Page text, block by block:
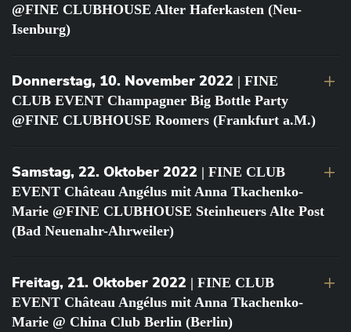
@FINE CLUBHOUSE Alter Haferkasten (Neu-
Isenburg)
Donnerstag, 10. November 2022 | FINE
CLUB EVENT Champagner Big Bottle Party
@FINE CLUBHOUSE Roomers (Frankfurt a.M.)
Samstag, 22. Oktober 2022 | FINE CLUB
EVENT Château Angélus mit Anna Tkachenko-
Marie @FINE CLUBHOUSE Steinheuers Alte Post
(Bad Neuenahr-Ahrweiler)
Freitag, 21. Oktober 2022 | FINE CLUB
EVENT Château Angélus mit Anna Tkachenko-
Marie @ China Club Berlin (Berlin)